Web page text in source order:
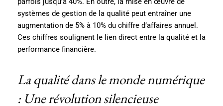
systèmes de gestion de la qualité peut entraîner une
augmentation de 5% à 10% du chiffre d’affaires annuel.
Ces chiffres soulignent le lien direct entre la qualité et la
performance financière.
La qualité dans le monde numérique
: Une révolution silencieuse